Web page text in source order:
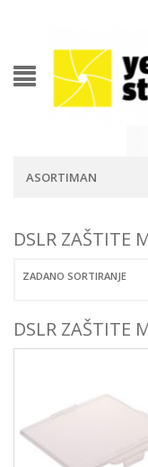
ASORTIMAN
DSLR ZAŠTITE
ZADANO SORTIRANJE
DSLR ZAŠTITE